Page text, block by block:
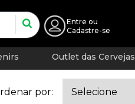
Entre ou
Cadastre-se
Outlet das Cervejas
por: